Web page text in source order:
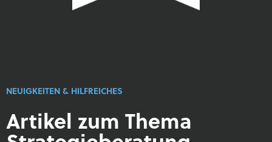
NEUIGKEITEN & HILFREICHES
Artikel zum Thema